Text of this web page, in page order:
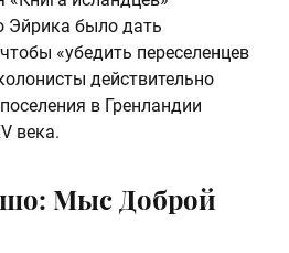
Эйрика было дать
«убедить переселенцев
действительно
в Гренландии
века.
Мыс Доброй